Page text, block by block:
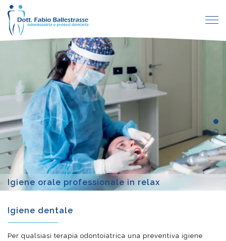
Igiene dentale
So
Igiene dentale
Per qualsiasi terapia odontoiatrica una preventiva igiene